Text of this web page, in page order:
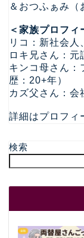
＆おつふぁみ（
＜家族プロフィ
リコ：新社会人
ロキ兄さん：元
キンコ母さん：
歴：20+年）
カズ父さん：会
詳細はプロフィ
検索